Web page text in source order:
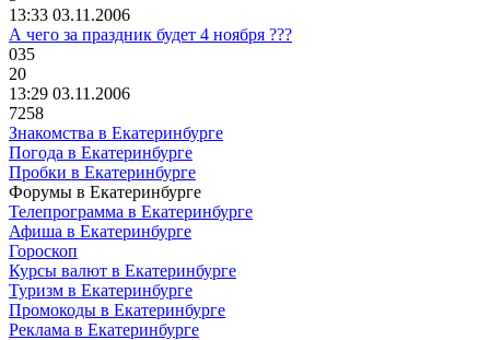
13:33 03.11.2006
А чего за праздник будет 4 ноября ???
035
20
13:29 03.11.2006
7258
Знакомства в Екатеринбурге
Погода в Екатеринбурге
Пробки в Екатеринбурге
Форумы в Екатеринбурге
Телепрограмма в Екатеринбурге
Афиша в Екатеринбурге
Гороскоп
Курсы валют в Екатеринбурге
Туризм в Екатеринбурге
Промокоды в Екатеринбурге
Реклама в Екатеринбурге